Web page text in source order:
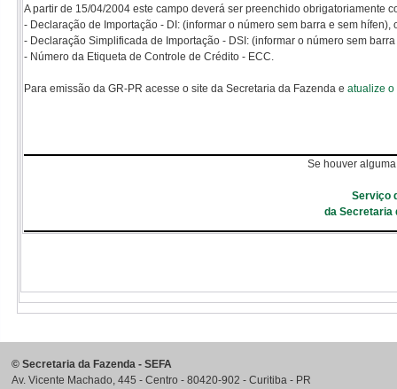
A partir de 15/04/2004 este campo deverá ser preenchido obrigatoriamente
- Declaração de Importação - DI: (informar o número sem barra e sem hífen),
- Declaração Simplificada de Importação - DSI: (informar o número sem
- Número da Etiqueta de Controle de Crédito - ECC.
Para emissão da GR-PR acesse o site da Secretaria da Fazenda e atualize o
Se houver
Serviço
da Secretaria
© Secretaria da Fazenda - SEFA
Av. Vicente Machado, 445 - Centro - 80420-902 - Curitiba - PR